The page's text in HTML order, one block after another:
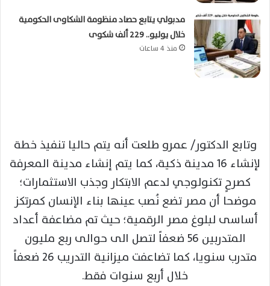
مدبولي يتابع حصاد منظومة الشكاوى الحكومية
خلال يوليو.. 229 ألف شكوى
منذ 4 ساعات
وتابع الدكتور/ عمرو طلعت أنه يتم حاليا تنفيذ خطة
لإنشاء 16 مدينة ذكية، كما يتم إنشاء مدينة المعرفة
كصرحٍ تكنولوجىٍ لدعم الابتكار وجذب الاستثمارات؛
موضحا أن مصر تضع نُصب عينها بناء الإنسان كمرتكز
أساسى لبلوغ مصر الرقمية؛ حيث تم مضاعفة أعداد
المتدربين 56 ضعفاً لتصل الى حوالى ربع مليون
متدرب سنويا، كما تضاعفت ميزانية التدريب 26 ضعفاً
خلال أربع سنوات فقط.